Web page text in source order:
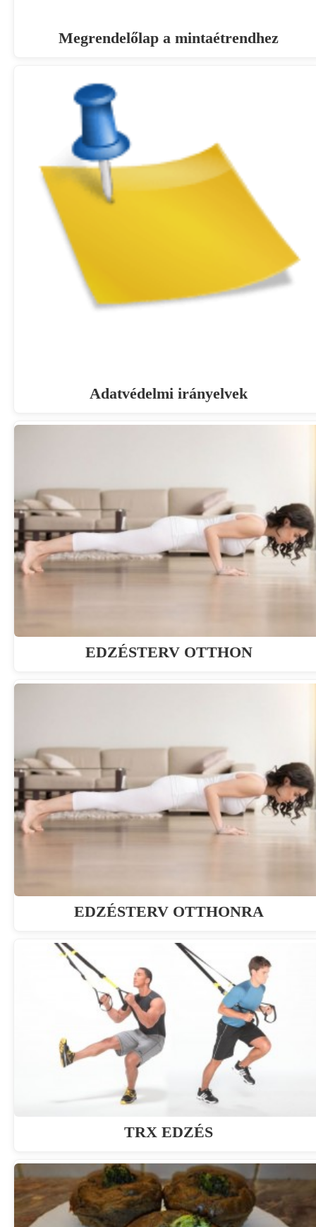
Megrendelőlap a mintaétrendhez
Adatvédelmi irányelvek
EDZÉSTERV OTTHON
EDZÉSTERV OTTHONRA
TRX EDZÉS